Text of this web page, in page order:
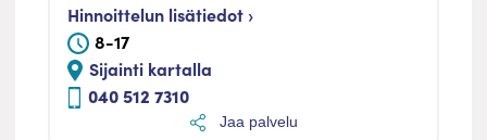
Hinnoittelun lisätiedot ›
8-17
Sijainti kartalla
040 512 7310
Jaa palvelu